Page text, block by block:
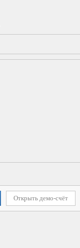
Открыть демо-счёт